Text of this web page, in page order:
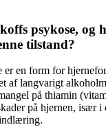
psykose, og
tilstand?
er en form for
af langvarigt
på thiamin
på hjernen, især i